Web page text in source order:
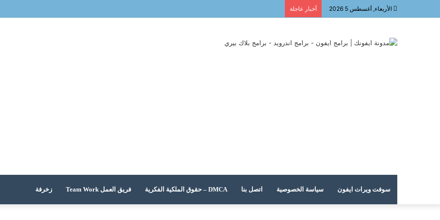
الأربعاء, أغسطس 5 2026 أخبار عاجلة
سوفت ويرات ايفون سياسة الخصوصية اتصل بنا DMCA – حقوق الملكية الفكرية فريق العمل Team Work زخرفة